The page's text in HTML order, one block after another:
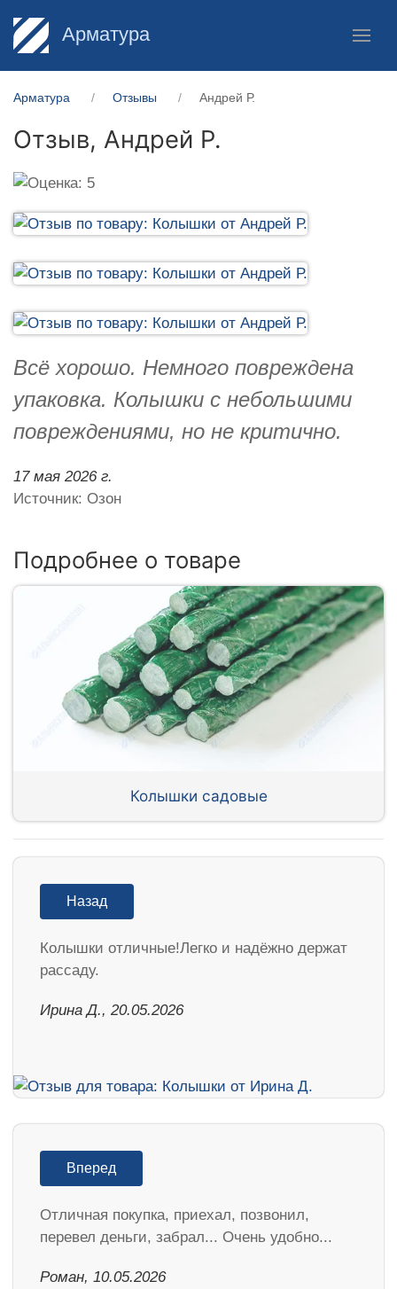
Арматура
Арматура Отзывы Андрей Р.
Отзыв, Андрей Р.
Всё хорошо. Немного повреждена
упаковка. Колышки с небольшими
повреждениями, но не критично.
17 мая 2026 г.
Источник: Озон
Подробнее о товаре
Колышки садовые
Назад
Колышки отличные!Легко и надёжно держат
рассаду.
Ирина Д., 20.05.2026
Вперед
Отличная покупка, приехал, позвонил,
перевел деньги, забрал... Очень удобно...
Роман, 10.05.2026